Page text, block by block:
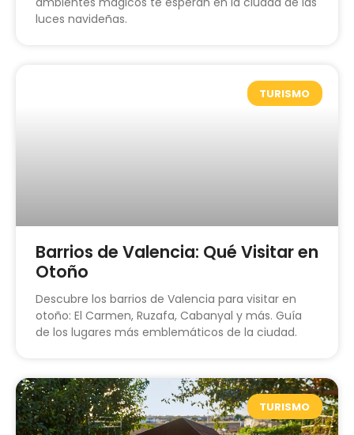
luces navideñas.
TURISMO
Barrios de Valencia: Qué Visitar en
Otoño
Descubre los barrios de Valencia para visitar en
otoño: El Carmen, Ruzafa, Cabanyal y más. Guía
de los lugares más emblemáticos de la ciudad.
TURISMO